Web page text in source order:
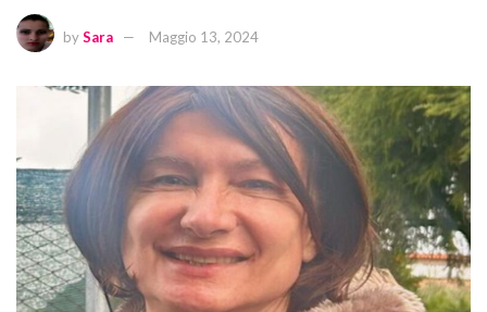
bySara Maggio 13, 2024